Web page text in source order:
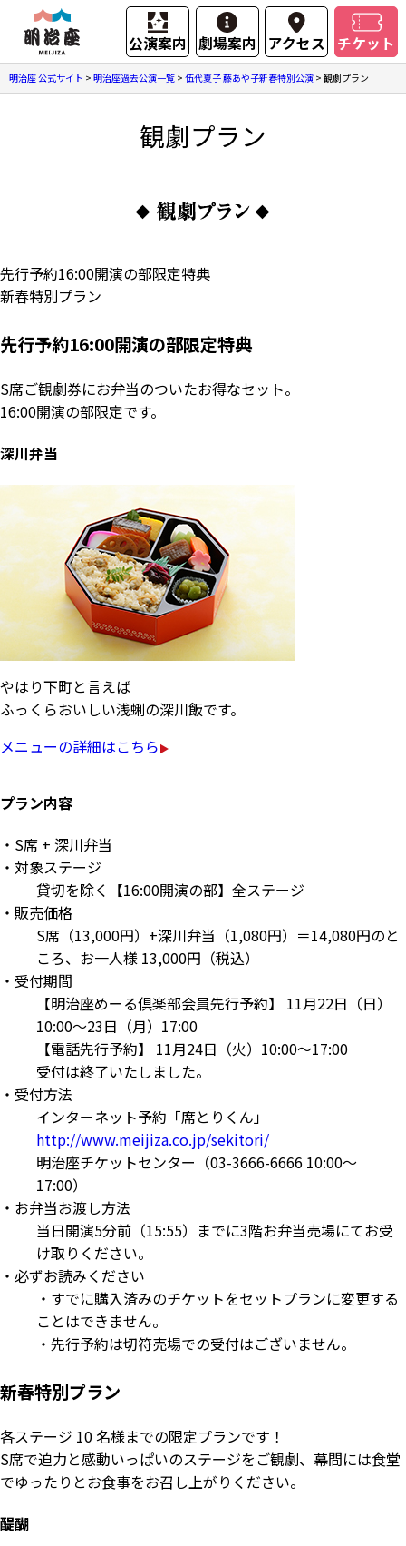
公演案内 劇場案内 アクセス チケット
明治座 公式サイト > 明治座過去公演一覧 > 伍代夏子 藤あや子新春特別公演 > 観劇プラン
観劇プラン
先行予約16:00開演の部限定特典
新春特別プラン
先行予約16:00開演の部限定特典
S席ご観劇券にお弁当のついたお得なセット。
16:00開演の部限定です。
深川弁当
やはり下町と言えば
ふっくらおいしい浅蜊の深川飯です。
メニューの詳細はこちら
プラン内容
・ S席 + 深川弁当
・ 対象ステージ
貸切を除く【16:00開演の部】全ステージ
・ 販売価格
S席（13,000円）+深川弁当（1,080円）＝14,080円のと
ころ、お一人様 13,000円（税込）
・ 受付期間
【明治座めーる倶楽部会員先行予約】 11月22日（日）
10:00～23日（月）17:00
【電話先行予約】 11月24日（火）10:00～17:00
受付は終了いたしました。
・ 受付方法
インターネット予約「席とりくん」
http://www.meijiza.co.jp/sekitori/
明治座チケットセンター（03-3666-6666 10:00～
17:00）
・ お弁当お渡し方法
当日開演5分前（15:55）までに3階お弁当売場にてお受
け取りください。
・ 必ずお読みください
・すでに購入済みのチケットをセットプランに変更する
ことはできません。
・先行予約は切符売場での受付はございません。
新春特別プラン
各ステージ 10 名様までの限定プランです！
S席で迫力と感動いっぱいのステージをご観劇、幕間には食堂
でゆったりとお食事をお召し上がりください。
醍醐